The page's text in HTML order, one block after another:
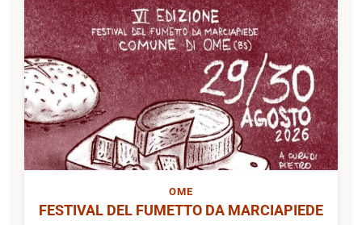
OME
FESTIVAL DEL FUMETTO DA MARCIAPIEDE